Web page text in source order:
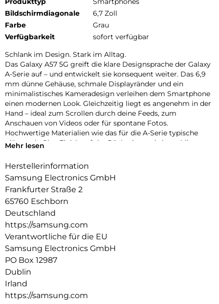
Bildschirmdiagonale
6,7 Zoll
Farbe
Grau
Verfügbarkeit
sofort verfügbar
Schlank im Design. Stark im Alltag.
Das Galaxy A57 5G greift die klare Designsprache der Galaxy
A-Serie auf – und entwickelt sie konsequent weiter. Das 6,9
mm dünne Gehäuse, schmale Displayränder und ein
minimalistisches Kameradesign verleihen dem Smartphone
einen modernen Look. Gleichzeitig liegt es angenehm in der
Hand – ideal zum Scrollen durch deine Feeds, zum
Anschauen von Videos oder für spontane Fotos.
Hochwertige Materialien wie das für die A-Serie typische
glänzende Glas-Finish auf der Rückseite und ein stabiler
sorgen für die nötige Robustheit im Alltag.
Fließend zoomen
Ruckelfreies Zoomen funktioniert jetzt auch mit der Galaxy
A-Serie: Dank der intuitiven Zoomsteuerung des Galaxy A57
5G kannst du fließend in deine Szenen hineinzoomen. Die
Kamera ermöglicht sanfte Übergänge zwischen den
Zoomstufen, sodass deine Videos stabil und natürlich wirken.
So findest du schnell den passenden Bildausschnitt – von
dynamischer Action hin zu detailreichen Close-ups.
Auf der Überholspur
Mit Wi-Fi 6E verlässt dein Galaxy A57 5G überfüllte
Datenautobahnen und nutzt das moderne 6-GHz-Band, das
weniger ausgelastet ist als andere Frequenzen. Dadurch
Mehr lesen
Herstellerinformation
Samsung Electronics GmbH
Frankfurter Straße 2
65760 Eschborn
Deutschland
https://samsung.com
Verantwortliche für die EU
Samsung Electronics GmbH
PO Box 12987
Dublin
Irland
https://samsung.com